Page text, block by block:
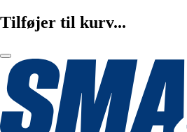
Tilføjer til kurv...